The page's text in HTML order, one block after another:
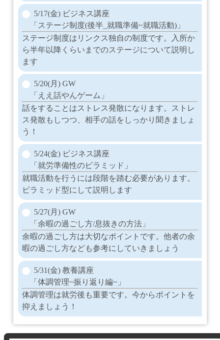
5/17(金) ビジネス講座
「ステージ制度(後半_就職準備~就職活動)」
ステージ制度はリンクス独自の制度です。入所か
ら半年以降くらいまでのステージについて説明し
ます
5/20(月) GW
「ええ話やんゲーム」
話をすることはストレス発散になります。ストレ
ス発散もしつつ、相手の話をしっかり聞きましょ
う！
5/24(金) ビジネス講座
「就労準備性のピラミッド」
就職活動を行うには段階を踏む必要があります。
ピラミッド型にして説明します
5/27(月) GW
「余暇の過ごし方/息抜きの方法」
余暇の過ごし方は大切なポイントです。他者の余
暇の過ごし方なども参考にしていきましょう
5/31(金) 教養講座
「体調管理~振り返り編~」
体調管理は就労後も重要です。今からポイントを
抑えましょう！